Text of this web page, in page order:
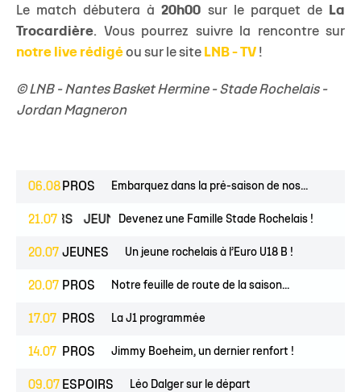
Le match débutera à20h00 sur le parquet de
La
Trocardière. Vous pourrez suivre la rencontre sur
notre live rédigé ou sur le site LNB - TV !
© LNB - Nantes Basket Hermine - Stade Rochelais -
Jordan Magneron
06.08 PROS Embarquez dans la pré-saison de nos...
21.07
ESPOIRS JEUNES Devenez une Famille Stade Rochelais !
20.07 JEUNES Un jeune rochelais à l’Euro U18 B !
20.07 PROS Notre feuille de route de la saison...
17.07 PROS La J1 programmée
14.07 PROS Jimmy Boeheim, un dernier renfort !
09.07 ESPOIRS Léo Dalger sur le départ